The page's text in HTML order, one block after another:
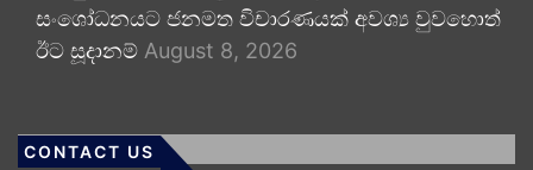
සංශෝධනයට ජනමත විචාරණයක් අවශ්‍ය වුවහොත්
ඊට සූදානම් August 8, 2026
CONTACT US